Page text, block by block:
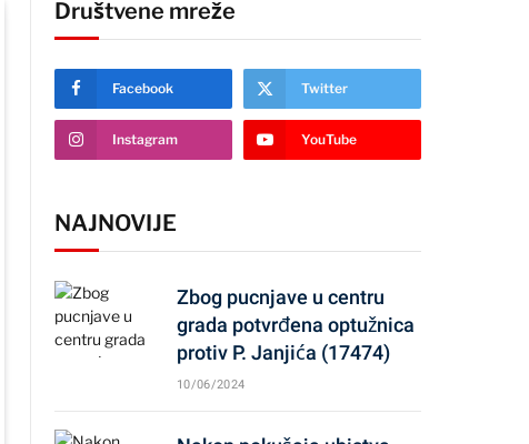
Društvene mreže
Facebook Twitter
Instagram YouTube
NAJNOVIJE
Zbog pucnjave u centru
grada potvrđena optužnica
protiv P. Janjića (17474)
10/06/2024